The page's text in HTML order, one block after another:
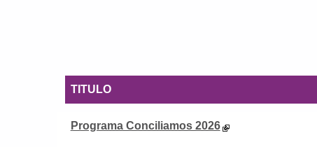
TITULO
Programa Conciliamos 2026